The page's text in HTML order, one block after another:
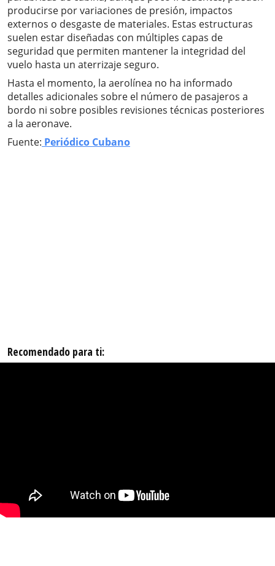
producirse por variaciones de presión, impactos
externos o desgaste de materiales. Estas estructuras
suelen estar diseñadas con múltiples capas de
seguridad que permiten mantener la integridad del
vuelo hasta un aterrizaje seguro.
Hasta el momento, la aerolínea no ha informado
detalles adicionales sobre el número de pasajeros a
bordo ni sobre posibles revisiones técnicas posteriores
a la aeronave.
Fuente: Periódico Cubano
Recomendado para ti: